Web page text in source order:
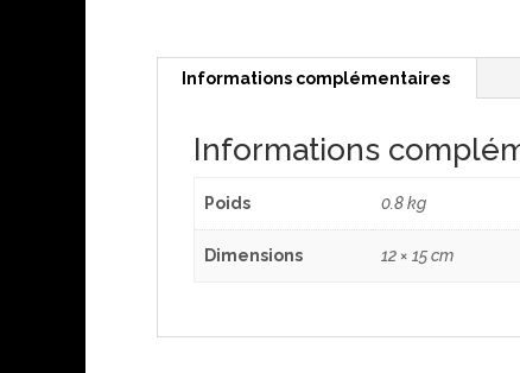
Informations complémentaires
Informations
Poids 0.8 kg
Dimensions 12 × 15 cm